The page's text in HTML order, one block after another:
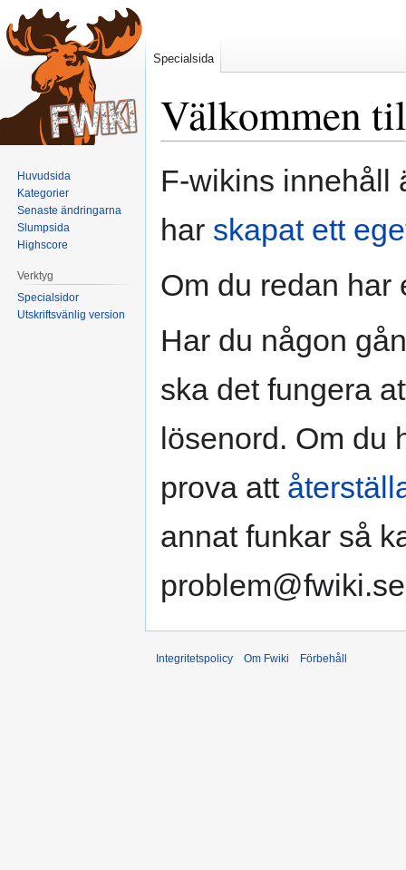
Välkommen
till
till
F-wikins innehåll
har skapat ett
Om du redan
Har du någon
ska det fungera
lösenord. Om du
prova att
annat funkar så
Specialsida
Huvudsida
Kategorier
Senaste ändringarna
Slumpsida
Highscore
Verktyg
Specialsidor
Utskriftsvänlig version
Integritetspolicy Om Fwiki Förbehåll